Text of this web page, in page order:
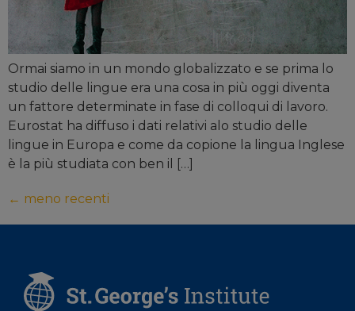
Ormai siamo in un mondo globalizzato e se prima lo
studio delle lingue era una cosa in più oggi diventa
un fattore determinate in fase di colloqui di lavoro.
Eurostat ha diffuso i dati relativi alo studio delle
lingue in Europa e come da copione la lingua Inglese
è la più studiata con ben il […]
← meno recenti